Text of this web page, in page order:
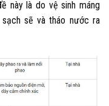
này là do vệ sinh máng
sạch sẽ và tháo nước ra